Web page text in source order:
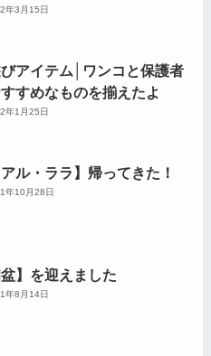
年3月15日
アイテム│ワンコと保護者
すめなものを揃えたよ
年1月25日
アル・ララ】帰ってきた！
年10月28日
盆】を迎えました
年8月14日